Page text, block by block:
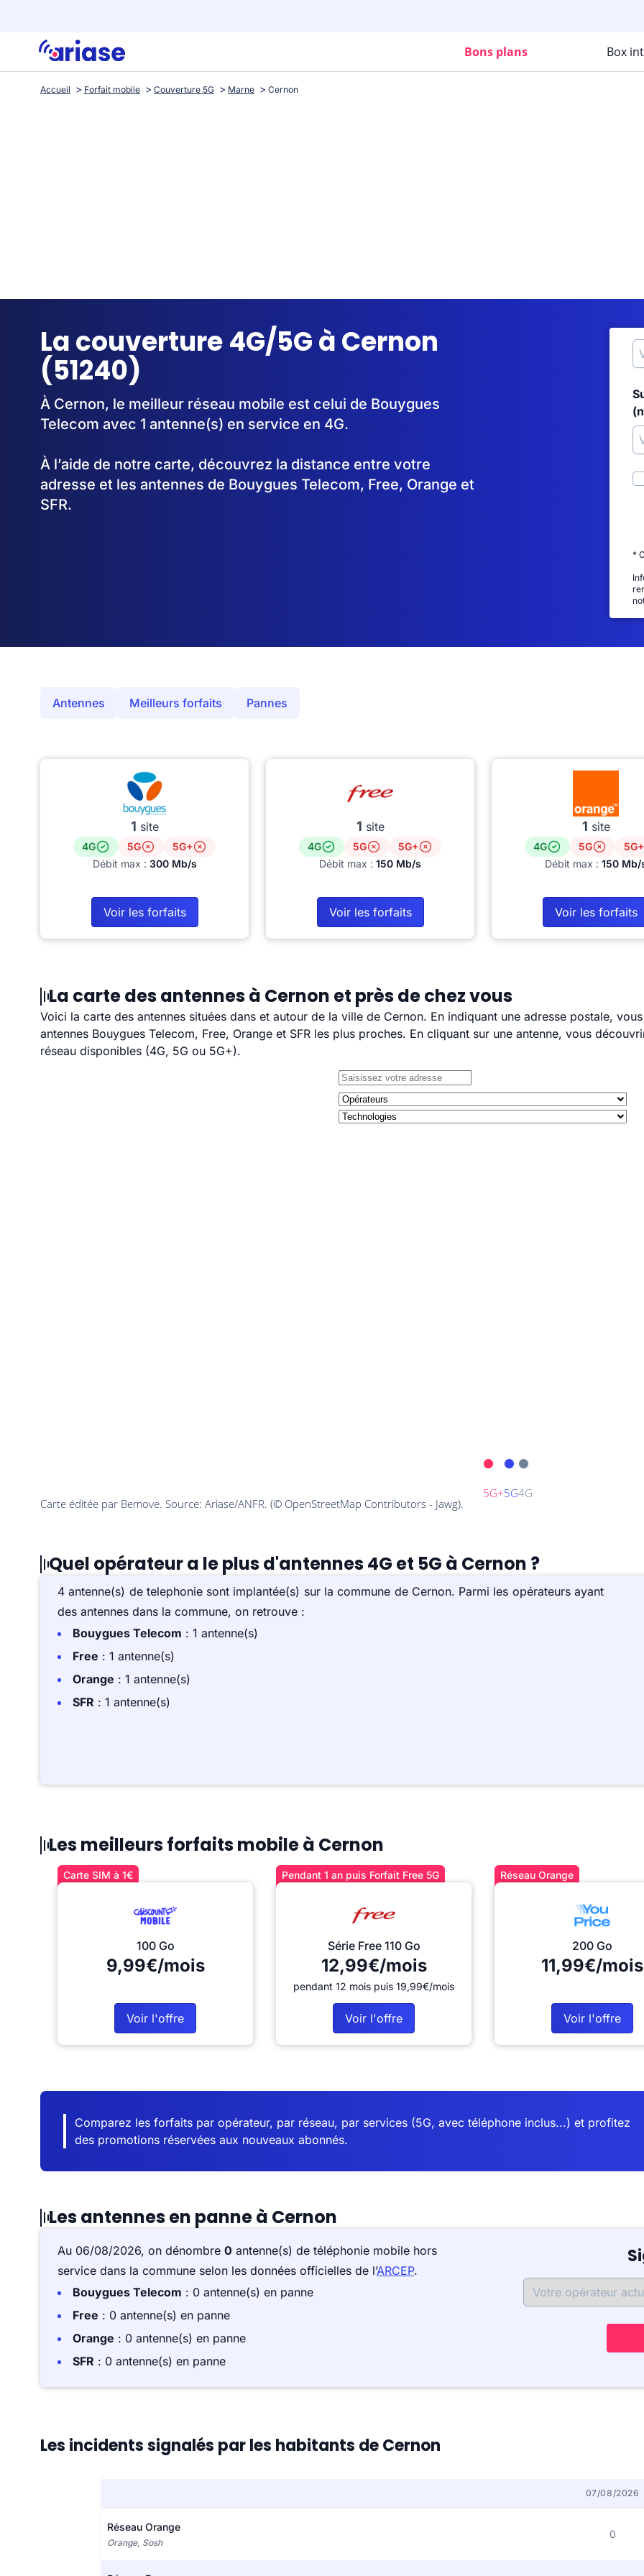
Bons plans Box
Accueil Forfait mobile Couverture 5G Marne Cernon
La couverture 4G/5G à Cernon
(51240)
À Cernon, le meilleur réseau mobile est celui de Bouygues
Telecom avec 1 antenne(s) en service en 4G.
À l’aide de notre carte, découvrez la distance entre votre
adresse et les antennes de Bouygues Telecom, Free, Orange et
SFR.
*
Antennes Meilleurs forfaits Pannes
1 site
4G 5G
5G+
Débit max : 300 Mb/s
Voir les forfaits
1 site
4G 5G
5G+
Débit max : 150 Mb/s
Voir les forfaits
1 site
4G 5G
5G+
Débit max : 150 Mb/
Voir les forfaits
La carte des antennes à Cernon et près de chez vous
Voici la carte des antennes situées dans et autour de la ville de Cernon. En indiquant une adresse postale,
antennes Bouygues Telecom, Free, Orange et SFR les plus proches. En cliquant sur une antenne, vous
réseau disponibles (4G, 5G ou 5G+).
Quel opérateur a le plus d'antennes 4G et 5G à Cernon ?
4 antenne(s) de telephonie sont implantée(s) sur la commune de Cernon. Parmi les opérateurs ayant
des antennes dans la commune, on retrouve :
Bouygues Telecom : 1 antenne(s)
Free : 1 antenne(s)
Orange : 1 antenne(s)
SFR : 1 antenne(s)
Les meilleurs forfaits mobile à Cernon
Carte SIM à 1€
100 Go
9,99€/mois
Voir l'offre
Pendant 1 an puis Forfait Free 5G
Série Free 110 Go
12,99€/mois
pendant 12 mois puis 19,99€/mois
Voir l'offre
Réseau Orange
200 Go
11,99€/mois
Voir l'offre
Comparez les forfaits par opérateur, par réseau, par services (5G, avec téléphone inclus...) et profitez
des promotions réservées aux nouveaux abonnés.
Les antennes en panne à Cernon
Au 06/08/2026, on dénombre 0 antenne(s) de téléphonie mobile hors
service dans la commune selon les données officielles de l’ARCEP.
Bouygues Telecom : 0 antenne(s) en panne
Free : 0 antenne(s) en panne
Orange : 0 antenne(s) en panne
SFR : 0 antenne(s) en panne
Les incidents signalés par les habitants de Cernon
07/08/2026
Réseau Orange
Orange, Sosh
0